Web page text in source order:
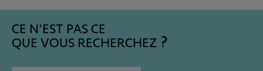
CE N'EST PAS CE
QUE VOUS RECHERCHEZ